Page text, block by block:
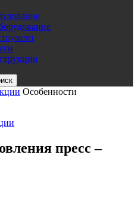
Особенности
пресс –